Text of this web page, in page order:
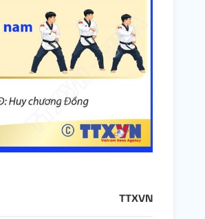
TTXVN